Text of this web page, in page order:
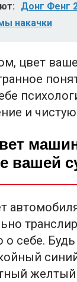
Донг Фенг
накачки
цвет
и чистую
вашей
себе.